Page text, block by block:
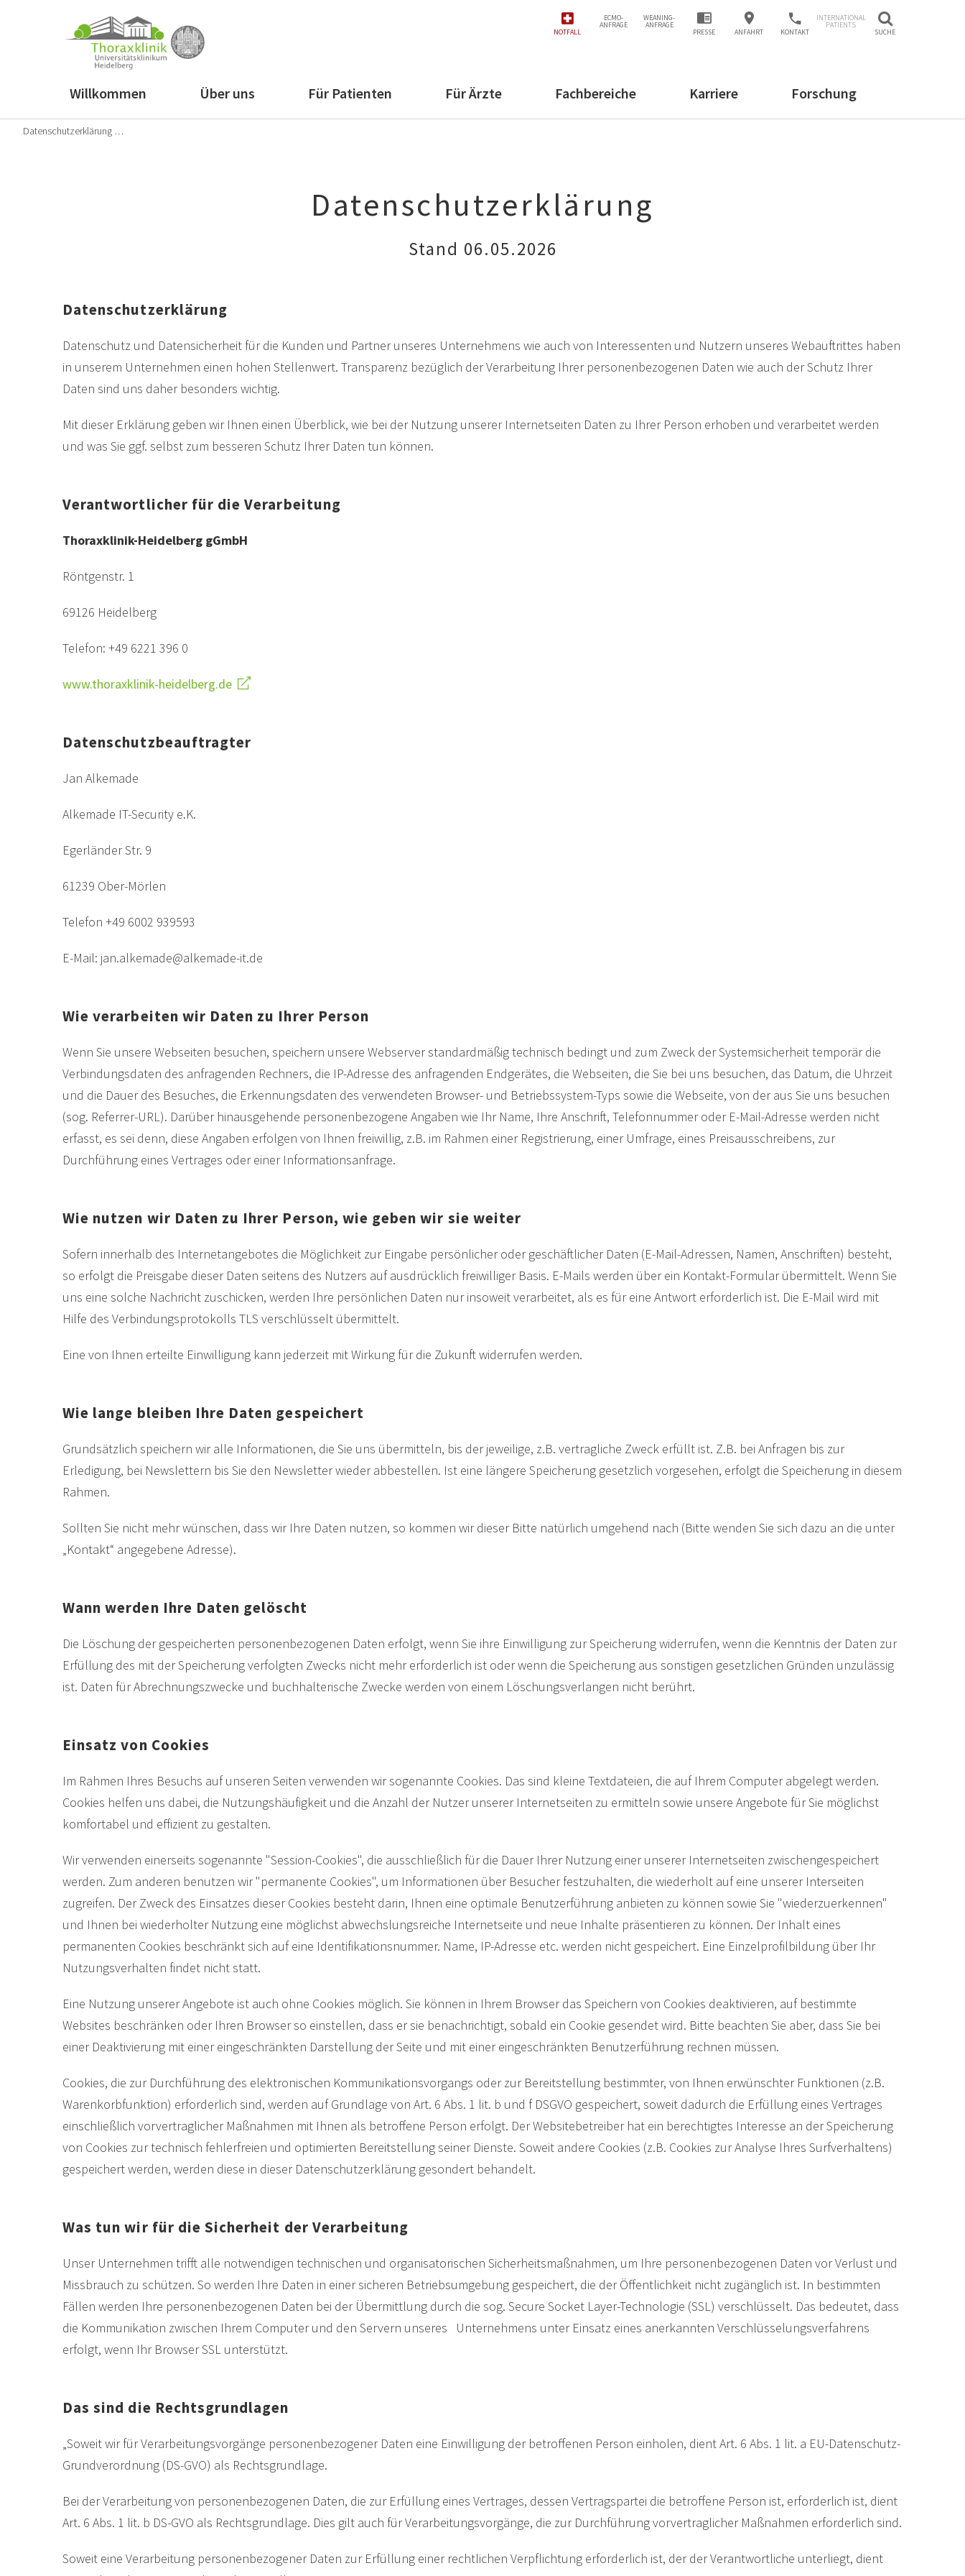
NOTFALL
ECMO-
ANFRAGE
WEANING-
ANFRAGE
PRESSE ANFAHRT KONTAKT
INTERNATIONAL
PATIENTS
SUCHE
Willkommen Über uns Für Patienten Für Ärzte Fachbereiche Karriere Forschung
Datenschutzerklärung …
Datenschutzerklärung
Stand 06.05.2026
Datenschutzerklärung
Datenschutz und Datensicherheit für die Kunden und Partner unseres Unternehmens wie auch von Interessenten und Nutzern unseres Webauftrittes haben
in unserem Unternehmen einen hohen Stellenwert. Transparenz bezüglich der Verarbeitung Ihrer personenbezogenen Daten wie auch der Schutz Ihrer
Daten sind uns daher besonders wichtig.
Mit dieser Erklärung geben wir Ihnen einen Überblick, wie bei der Nutzung unserer Internetseiten Daten zu Ihrer Person erhoben und verarbeitet werden
und was Sie ggf. selbst zum besseren Schutz Ihrer Daten tun können.
Verantwortlicher für die Verarbeitung
Thoraxklinik-Heidelberg gGmbH
Röntgenstr. 1
69126 Heidelberg
Telefon: +49 6221 396 0
www.thoraxklinik-heidelberg.de
Datenschutzbeauftragter
Jan Alkemade
Alkemade IT-Security e.K.
Egerländer Str. 9
61239 Ober-Mörlen
Telefon +49 6002 939593
E-Mail: jan.alkemade@alkemade-it.de
Wie verarbeiten wir Daten zu Ihrer Person
Wenn Sie unsere Webseiten besuchen, speichern unsere Webserver standardmäßig technisch bedingt und zum Zweck der Systemsicherheit temporär die
Verbindungsdaten des anfragenden Rechners, die IP-Adresse des anfragenden Endgerätes, die Webseiten, die Sie bei uns besuchen, das Datum, die Uhrzeit
und die Dauer des Besuches, die Erkennungsdaten des verwendeten Browser- und Betriebssystem-Typs sowie die Webseite, von der aus Sie uns besuchen
(sog. Referrer-URL). Darüber hinausgehende personenbezogene Angaben wie Ihr Name, Ihre Anschrift, Telefonnummer oder E-Mail-Adresse werden nicht
erfasst, es sei denn, diese Angaben erfolgen von Ihnen freiwillig, z.B. im Rahmen einer Registrierung, einer Umfrage, eines Preisausschreibens, zur
Durchführung eines Vertrages oder einer Informationsanfrage.
Wie nutzen wir Daten zu Ihrer Person, wie geben wir sie weiter
Sofern innerhalb des Internetangebotes die Möglichkeit zur Eingabe persönlicher oder geschäftlicher Daten (E-Mail-Adressen, Namen, Anschriften) besteht,
so erfolgt die Preisgabe dieser Daten seitens des Nutzers auf ausdrücklich freiwilliger Basis. E-Mails werden über ein Kontakt-Formular übermittelt. Wenn Sie
uns eine solche Nachricht zuschicken, werden Ihre persönlichen Daten nur insoweit verarbeitet, als es für eine Antwort erforderlich ist. Die E-Mail wird mit
Hilfe des Verbindungsprotokolls TLS verschlüsselt übermittelt.
Eine von Ihnen erteilte Einwilligung kann jederzeit mit Wirkung für die Zukunft widerrufen werden.
Wie lange bleiben Ihre Daten gespeichert
Grundsätzlich speichern wir alle Informationen, die Sie uns übermitteln, bis der jeweilige, z.B. vertragliche Zweck erfüllt ist. Z.B. bei Anfragen bis zur
Erledigung, bei Newslettern bis Sie den Newsletter wieder abbestellen. Ist eine längere Speicherung gesetzlich vorgesehen, erfolgt die Speicherung in diesem
Rahmen.
Sollten Sie nicht mehr wünschen, dass wir Ihre Daten nutzen, so kommen wir dieser Bitte natürlich umgehend nach (Bitte wenden Sie sich dazu an die unter
„Kontakt“ angegebene Adresse).
Wann werden Ihre Daten gelöscht
Die Löschung der gespeicherten personenbezogenen Daten erfolgt, wenn Sie ihre Einwilligung zur Speicherung widerrufen, wenn die Kenntnis der Daten zur
Erfüllung des mit der Speicherung verfolgten Zwecks nicht mehr erforderlich ist oder wenn die Speicherung aus sonstigen gesetzlichen Gründen unzulässig
ist. Daten für Abrechnungszwecke und buchhalterische Zwecke werden von einem Löschungsverlangen nicht berührt.
Einsatz von Cookies
Im Rahmen Ihres Besuchs auf unseren Seiten verwenden wir sogenannte Cookies. Das sind kleine Textdateien, die auf Ihrem Computer abgelegt werden.
Cookies helfen uns dabei, die Nutzungshäufigkeit und die Anzahl der Nutzer unserer Internetseiten zu ermitteln sowie unsere Angebote für Sie möglichst
komfortabel und effizient zu gestalten.
Wir verwenden einerseits sogenannte "Session-Cookies", die ausschließlich für die Dauer Ihrer Nutzung einer unserer Internetseiten zwischengespeichert
werden. Zum anderen benutzen wir "permanente Cookies", um Informationen über Besucher festzuhalten, die wiederholt auf eine unserer Interseiten
zugreifen. Der Zweck des Einsatzes dieser Cookies besteht darin, Ihnen eine optimale Benutzerführung anbieten zu können sowie Sie "wiederzuerkennen"
und Ihnen bei wiederholter Nutzung eine möglichst abwechslungsreiche Internetseite und neue Inhalte präsentieren zu können. Der Inhalt eines
permanenten Cookies beschränkt sich auf eine Identifikationsnummer. Name, IP-Adresse etc. werden nicht gespeichert. Eine Einzelprofilbildung über Ihr
Nutzungsverhalten findet nicht statt.
Eine Nutzung unserer Angebote ist auch ohne Cookies möglich. Sie können in Ihrem Browser das Speichern von Cookies deaktivieren, auf bestimmte
Websites beschränken oder Ihren Browser so einstellen, dass er sie benachrichtigt, sobald ein Cookie gesendet wird. Bitte beachten Sie aber, dass Sie bei
einer Deaktivierung mit einer eingeschränkten Darstellung der Seite und mit einer eingeschränkten Benutzerführung rechnen müssen.
Cookies, die zur Durchführung des elektronischen Kommunikationsvorgangs oder zur Bereitstellung bestimmter, von Ihnen erwünschter Funktionen (z.B.
Warenkorbfunktion) erforderlich sind, werden auf Grundlage von Art. 6 Abs. 1 lit. b und f DSGVO gespeichert, soweit dadurch die Erfüllung eines Vertrages
einschließlich vorvertraglicher Maßnahmen mit Ihnen als betroffene Person erfolgt. Der Websitebetreiber hat ein berechtigtes Interesse an der Speicherung
von Cookies zur technisch fehlerfreien und optimierten Bereitstellung seiner Dienste. Soweit andere Cookies (z.B. Cookies zur Analyse Ihres Surfverhaltens)
gespeichert werden, werden diese in dieser Datenschutzerklärung gesondert behandelt.
Was tun wir für die Sicherheit der Verarbeitung
Unser Unternehmen trifft alle notwendigen technischen und organisatorischen Sicherheitsmaßnahmen, um Ihre personenbezogenen Daten vor Verlust und
Missbrauch zu schützen. So werden Ihre Daten in einer sicheren Betriebsumgebung gespeichert, die der Öffentlichkeit nicht zugänglich ist. In bestimmten
Fällen werden Ihre personenbezogenen Daten bei der Übermittlung durch die sog. Secure Socket Layer-Technologie (SSL) verschlüsselt. Das bedeutet, dass
die Kommunikation zwischen Ihrem Computer und den Servern unseres Unternehmens unter Einsatz eines anerkannten Verschlüsselungsverfahrens
erfolgt, wenn Ihr Browser SSL unterstützt.
Das sind die Rechtsgrundlagen
„Soweit wir für Verarbeitungsvorgänge personenbezogener Daten eine Einwilligung der betroffenen Person einholen, dient Art. 6 Abs. 1 lit. a EU-Datenschutz-
Grundverordnung (DS-GVO) als Rechtsgrundlage.
Bei der Verarbeitung von personenbezogenen Daten, die zur Erfüllung eines Vertrages, dessen Vertragspartei die betroffene Person ist, erforderlich ist, dient
Art. 6 Abs. 1 lit. b DS-GVO als Rechtsgrundlage. Dies gilt auch für Verarbeitungsvorgänge, die zur Durchführung vorvertraglicher Maßnahmen erforderlich sind.
Soweit eine Verarbeitung personenbezogener Daten zur Erfüllung einer rechtlichen Verpflichtung erforderlich ist, der der Verantwortliche unterliegt, dient